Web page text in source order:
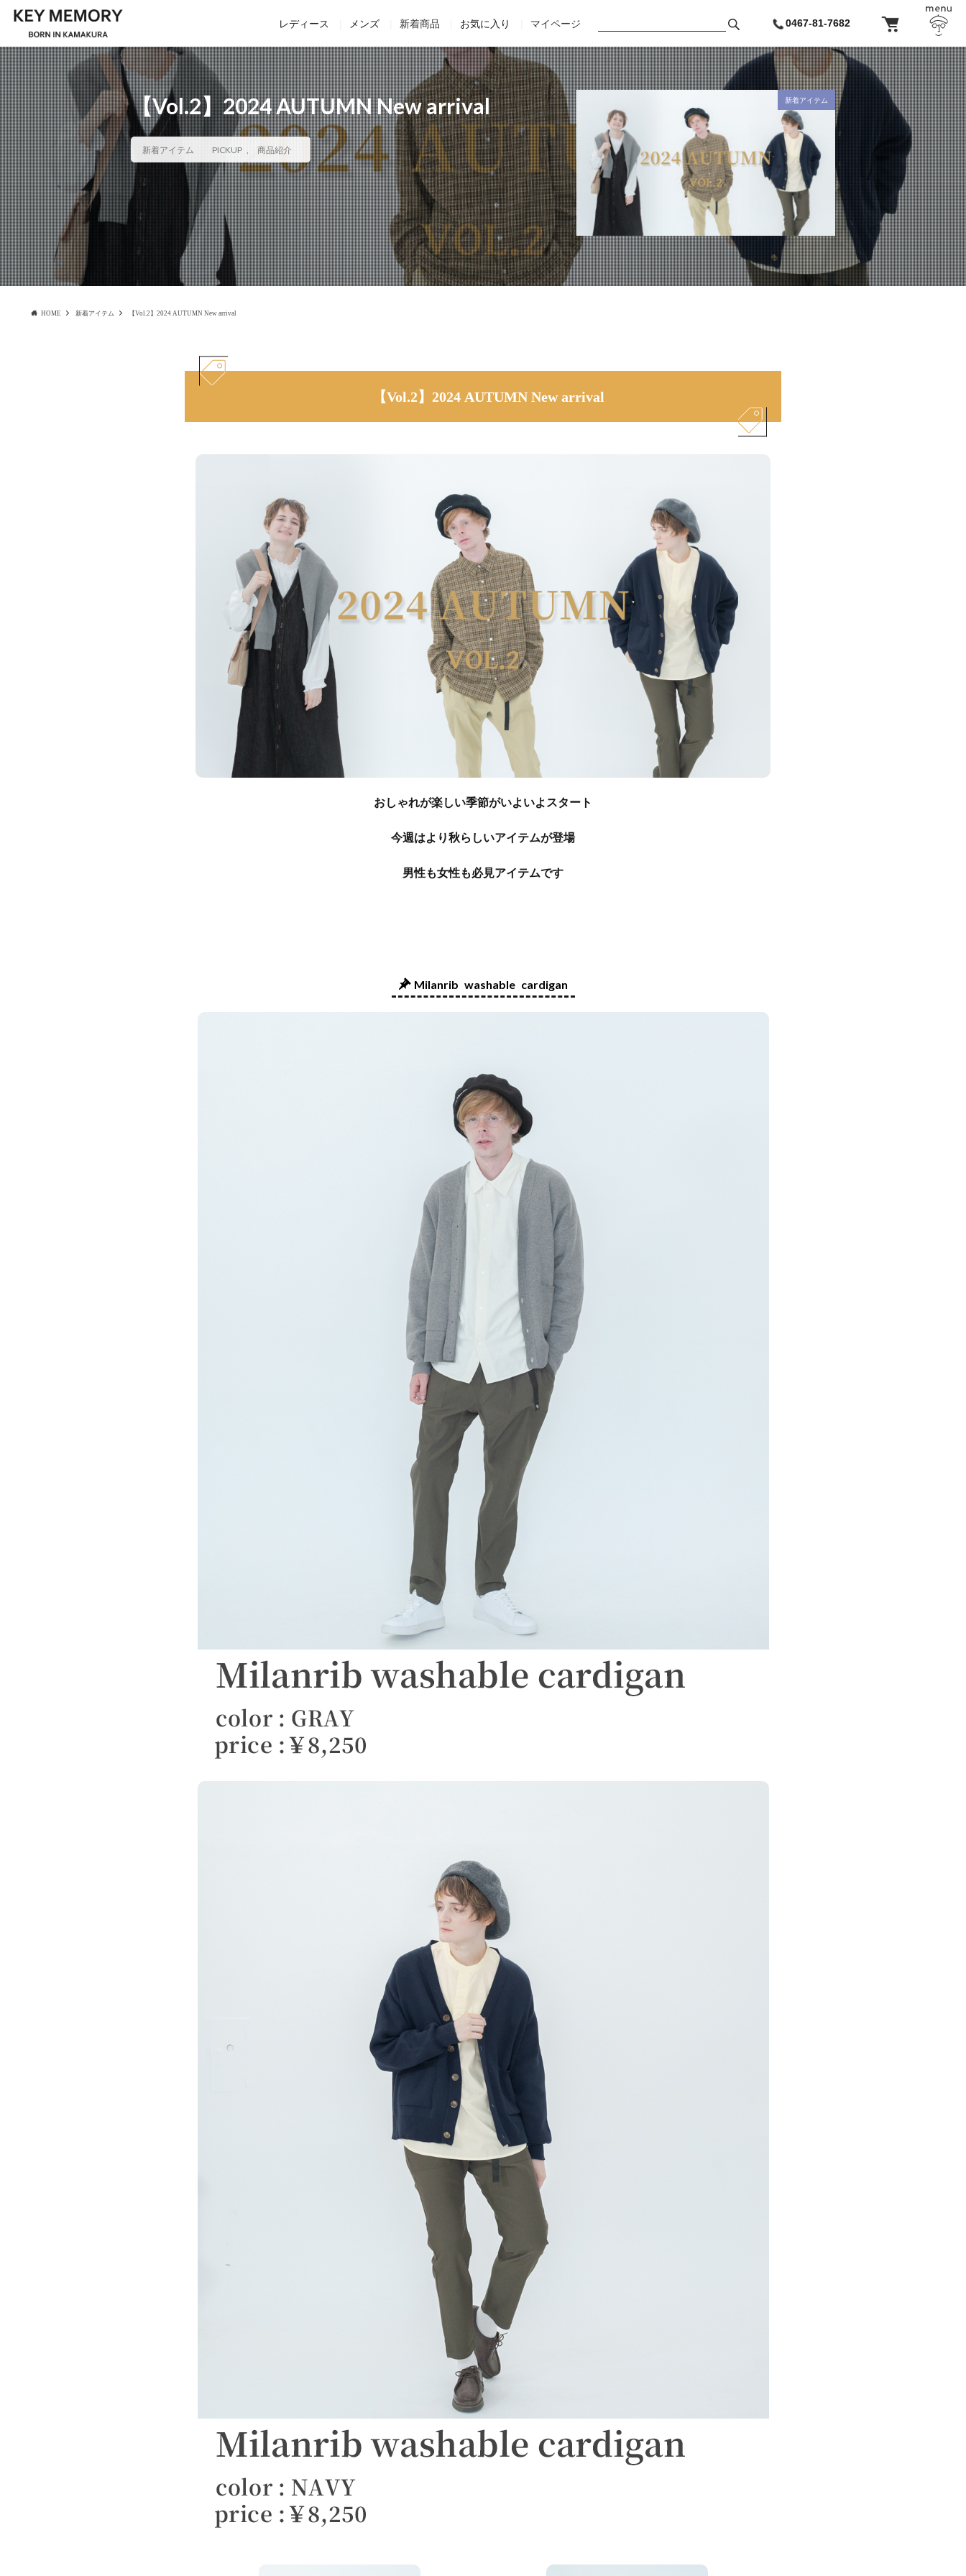
レディース メンズ 新着商品 お気に入り マイページ 0467-81-7682
【Vol.2】2024 AUTUMN New arrival
新着アイテム PICKUP 商品紹介
新着アイテム
HOME 新着アイテム 【Vol.2】2024 AUTUMN New arrival
【Vol.2】2024 AUTUMN New arrival
おしゃれが楽しい季節がいよいよスタート
今週はより秋らしいアイテムが登場
男性も女性も必見アイテムです
Milanrib washable cardigan